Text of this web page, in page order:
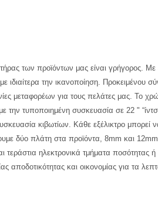
των προϊόντων μας είναι γρήγορος.
ιδιαίτερα την ικανοποίηση. Προκειμένου
μεταφορέων για τους πελάτες μας. Το
την τυποποιημένη συσκευασία σε 22 "
κιβωτίων. Κάθε εξέλικτρο μπορεί
δύο πλάτη στα προϊόντα, 8mm και
τεράστια ηλεκτρονικά τμήματα ποσότητας
αποδοτικότητας και οικονομίας για τα